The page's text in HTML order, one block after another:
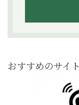
おすすめのサイト